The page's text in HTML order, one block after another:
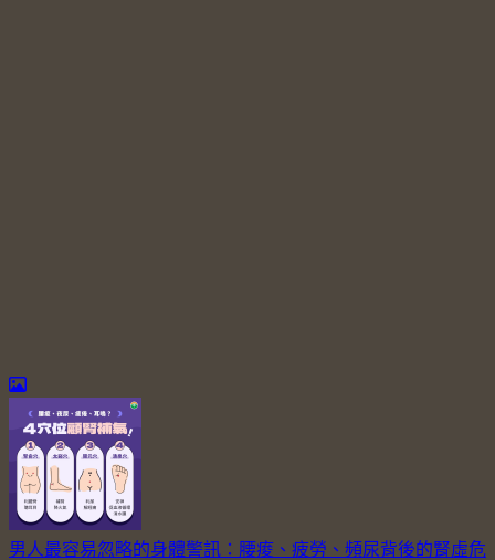
男人最容易忽略的身體警訊：腰痠、疲勞、頻尿背後的腎虛危